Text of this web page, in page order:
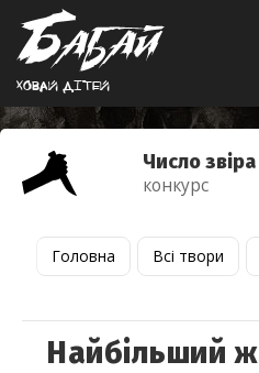
Ховай дiтей
Число
конкурс
Головна Всі твори
Найбільший